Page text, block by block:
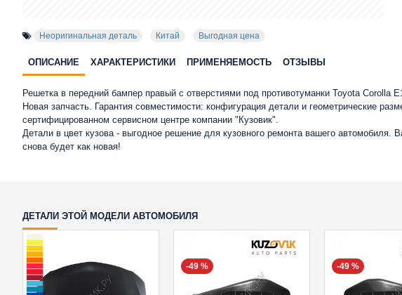
Неоригинальная деталь Китай Выгодная цена
ОПИСАНИЕ ХАРАКТЕРИСТИКИ ПРИМЕНЯЕМОСТЬ ОТЗЫВЫ
Решетка в передний бампер правый с отверстиями под противотуманки Toyota Corolla
Новая запчасть. Гарантия совместимости: конфигурация детали и геометрические
сертифицированном сервисном центре компании "Кузовик".
Детали в цвет кузова - выгодное решение для кузовного ремонта вашего
снова будет как новая!
ДЕТАЛИ ЭТОЙ МОДЕЛИ АВТОМОБИЛЯ
-49 % -49 %